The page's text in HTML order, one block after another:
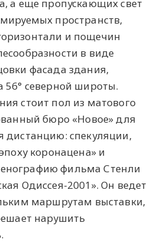
а еще пропускающих свет
пространств,
и пощечин
в виде
фасада здания,
56° северной широты.
стоит пол из матового
бюро «Новое» для
дистанцию: спекуляции,
коронацена» и
фильма Стенли
Одиссея-2001». Он ведет
маршрутам выставки,
нарушить